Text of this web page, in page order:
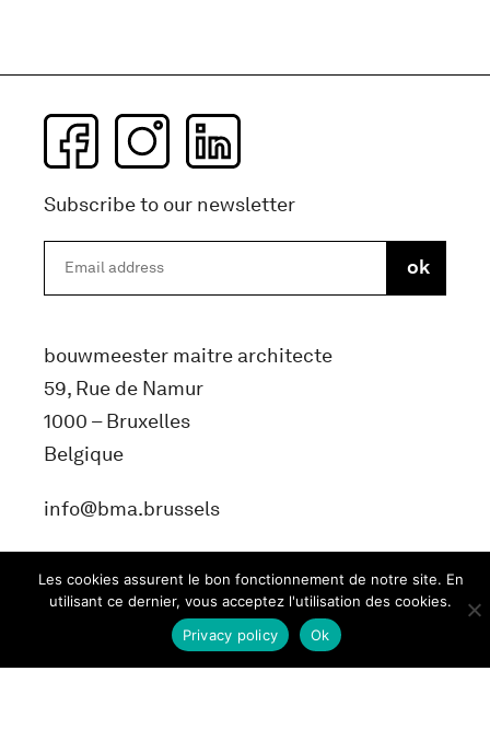
Subscribe to our newsletter
bouwmeester maitre architecte
59, Rue de Namur
1000 – Bruxelles
Belgique
info@bma.brussels
Les cookies assurent le bon fonctionnement de notre site. En
utilisant ce dernier, vous acceptez l'utilisation des cookies.
Ok
Privacy policy